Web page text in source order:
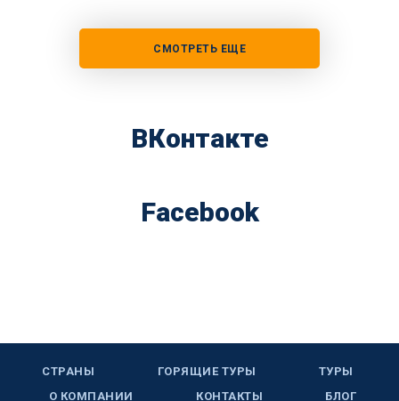
СМОТРЕТЬ ЕЩЕ
ВКонтакте
Facebook
СТРАНЫ ГОРЯЩИЕ ТУРЫ
ТУРЫ
О КОМПАНИИ
КОНТАКТЫ БЛОГ